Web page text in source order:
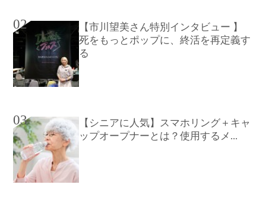
02
【市川望美さん特別インタビュー 】
死をもっとポップに、終活を再定義す
る
03
【シニアに人気】スマホリング＋キャ
ップオープナーとは？使用するメ...